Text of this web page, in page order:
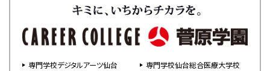
専門学校デジタルアーツ仙台
専門学校仙台総合医療大学校